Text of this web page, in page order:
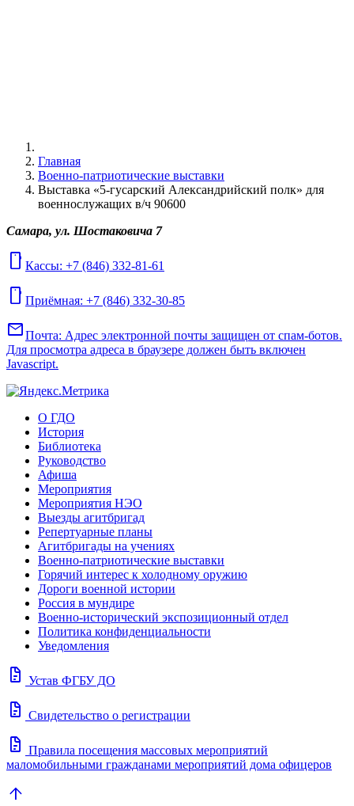
Главная
Военно-патриотические выставки
Выставка «5-гусарский Александрийский полк» для
военнослужащих в/ч 90600
Самара, ул. Шостаковича 7
mobile Кассы: +7 (846) 332-81-61
mobile Приёмная: +7 (846) 332-30-85
mailПочта: Адрес электронной почты защищен от спам-ботов.
Для просмотра адреса в браузере должен быть включен
Javascript.
О ГДО
История
Библиотека
Руководство
Афиша
Мероприятия
Мероприятия НЭО
Выезды агитбригад
Репертуарные планы
Агитбригады на учениях
Военно-патриотические выставки
Горячий интерес к холодному оружию
Дороги военной истории
Россия в мундире
Военно-исторический экспозиционный отдел
Политика конфиденциальности
Уведомления
docs Устав ФГБУ ДО
docs Свидетельство о регистрации
docs Правила посещения массовых мероприятий
маломобильными гражданами мероприятий дома офицеров
arrow_upward